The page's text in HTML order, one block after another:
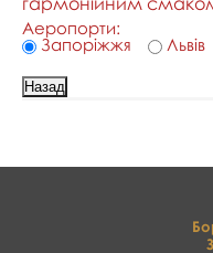
Аеропорти:
Запоріжжя
Львів